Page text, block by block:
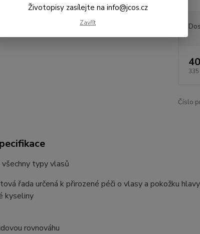
335
Číslo
typy vlasů
řada určená k přirozené péči o vlasy a pokožku
kyseliny
rovnováhu
Životopisy zasílejte na info@jcos.cz
Zavřít